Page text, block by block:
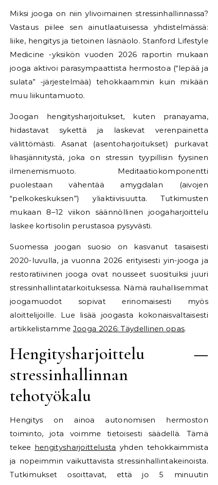
Miksi jooga on niin ylivoimainen stressinhallinnassa?
Vastaus piilee sen ainutlaatuisessa yhdistelmässä:
liike, hengitys ja tietoinen läsnäolo. Stanford Lifestyle
Medicine -yksikön vuoden 2026 raportin mukaan
jooga aktivoi parasympaattista hermostoa (“lepää ja
sulata” -järjestelmää) tehokkaammin kuin mikään
muu liikuntamuoto.
Joogan hengitysharjoitukset, kuten pranayama,
hidastavat sykettä ja laskevat verenpainetta
välittömästi. Asanat (asentoharjoitukset) purkavat
lihasjännitystä, joka on stressin tyypillisin fyysinen
ilmenemismuoto. Meditaatiokomponentti
puolestaan vähentää amygdalan (aivojen
“pelkokeskuksen”) yliaktiivisuutta. Tutkimusten
mukaan 8–12 viikon säännöllinen joogaharjoittelu
laskee kortisolin perustasoa pysyvästi.
Suomessa joogan suosio on kasvanut tasaisesti
2020-luvulla, ja vuonna 2026 erityisesti yin-jooga ja
restoratiivinen jooga ovat nousseet suosituiksi juuri
stressinhallintatarkoituksessa. Nämä rauhallisemmat
joogamuodot sopivat erinomaisesti myös
aloittelijoille. Lue lisää joogasta kokonaisvaltaisesti
artikkelistamme Jooga 2026: Täydellinen opas.
Hengitysharjoittelu —
stressinhallinnan
tehotyökalu
Hengitys on ainoa autonomisen hermoston
toiminto, jota voimme tietoisesti säädellä. Tämä
tekee hengitysharjoittelusta yhden tehokkaimmista
ja nopeimmin vaikuttavista stressinhallintakeinoista.
Tutkimukset osoittavat, että jo 5 minuutin